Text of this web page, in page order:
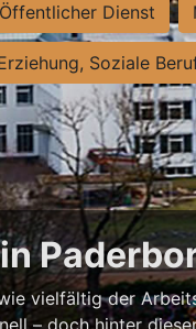
Öffentlicher Dienst
Soziale
vielfältig der